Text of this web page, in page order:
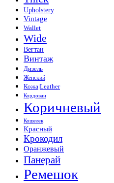
Upholstery
Vintage
Wallet
Wide
Вегтан
Винтаж
Дизель
Женский
Кожа|Leather
Кордован
Коричневый
Кошелек
Красный
Крокодил
Оранжевый
Панерай
Ремешок